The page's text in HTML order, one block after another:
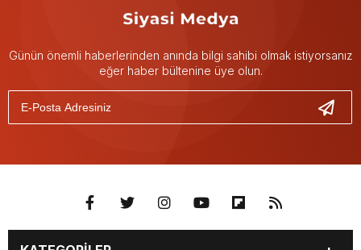
Günün önemli haberlerinden anında bilgi sahibi olmak istiyorsanız
eğer haber bültenine üye olun.